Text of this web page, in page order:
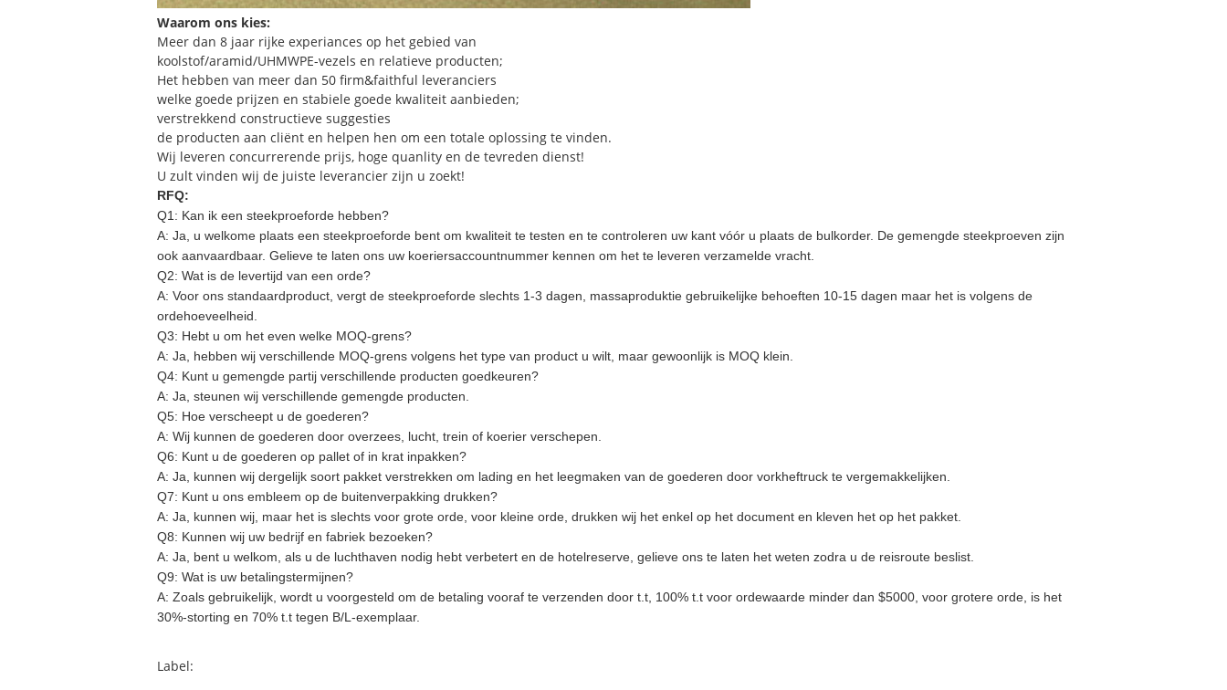
Waarom ons kies:
Meer dan 8 jaar rijke experiances op het gebied van
koolstof/aramid/UHMWPE-vezels en relatieve producten;
Het hebben van meer dan 50 firm&faithful leveranciers
welke goede prijzen en stabiele goede kwaliteit aanbieden;
verstrekkend constructieve suggesties
de producten aan cliënt en helpen hen om een totale oplossing te vinden.
Wij leveren concurrerende prijs, hoge quanlity en de tevreden dienst!
U zult vinden wij de juiste leverancier zijn u zoekt!
RFQ:
Q1: Kan ik een steekproeforde hebben?
A: Ja, u welkome plaats een steekproeforde bent om kwaliteit te testen en te controleren uw kant vóór u plaats de bulkorder. De gemengde steekproeven zijn
ook aanvaardbaar. Gelieve te laten ons uw koeriersaccountnummer kennen om het te leveren verzamelde vracht.
Q2: Wat is de levertijd van een orde?
A: Voor ons standaardproduct, vergt de steekproeforde slechts 1-3 dagen, massaproduktie gebruikelijke behoeften 10-15 dagen maar het is volgens de
ordehoeveelheid.
Q3: Hebt u om het even welke MOQ-grens?
A: Ja, hebben wij verschillende MOQ-grens volgens het type van product u wilt, maar gewoonlijk is MOQ klein.
Q4: Kunt u gemengde partij verschillende producten goedkeuren?
A: Ja, steunen wij verschillende gemengde producten.
Q5: Hoe verscheept u de goederen?
A: Wij kunnen de goederen door overzees, lucht, trein of koerier verschepen.
Q6: Kunt u de goederen op pallet of in krat inpakken?
A: Ja, kunnen wij dergelijk soort pakket verstrekken om lading en het leegmaken van de goederen door vorkheftruck te vergemakkelijken.
Q7: Kunt u ons embleem op de buitenverpakking drukken?
A: Ja, kunnen wij, maar het is slechts voor grote orde, voor kleine orde, drukken wij het enkel op het document en kleven het op het pakket.
Q8: Kunnen wij uw bedrijf en fabriek bezoeken?
A: Ja, bent u welkom, als u de luchthaven nodig hebt verbetert en de hotelreserve, gelieve ons te laten het weten zodra u de reisroute beslist.
Q9: Wat is uw betalingstermijnen?
A: Zoals gebruikelijk, wordt u voorgesteld om de betaling vooraf te verzenden door t.t, 100% t.t voor ordewaarde minder dan $5000, voor grotere orde, is het
30%-storting en 70% t.t tegen B/L-exemplaar.
Label: